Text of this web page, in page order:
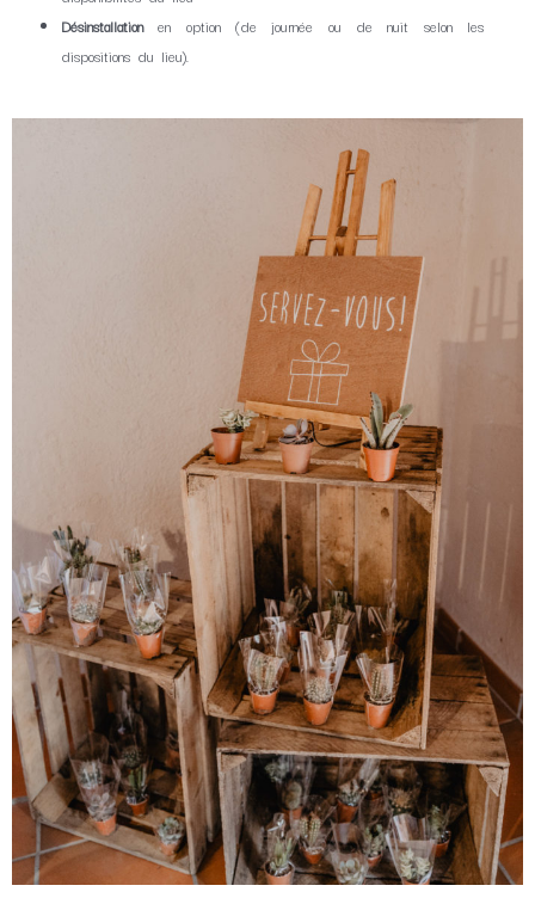
Désinstallationen option (de journée ou de nuit selon les
dispositions du lieu).